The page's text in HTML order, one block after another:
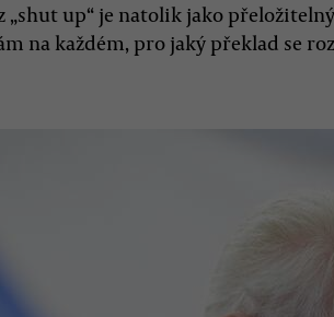
„shut up“ je natolik jako
na každém, pro jaký překlad se